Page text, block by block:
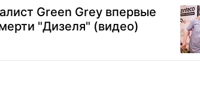
Green Grey впервые
"Дизеля" (видео)